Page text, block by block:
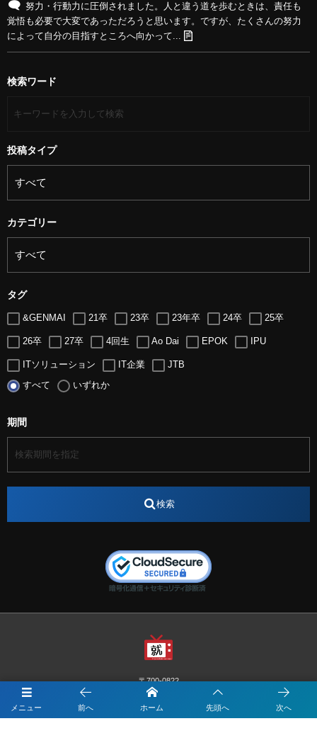
メニュー 前へ ホーム 先頭へ 次へ
努力・行動力に圧倒されました。人と違う道を歩むときは、責任も
覚悟も必要で大変であっただろうと思います。ですが、たくさんの努力
によって自分の目指すところへ向かって...
検索ワード
投稿タイプ
カテゴリー
タグ
&GENMAI 21卒 23卒 23年卒 24卒 25卒
26卒 27卒 4回生 Ao Dai EPOK IPU
ITソリューション IT企業 JTB
LUGZ ENTERTAINMENT
アート アイスダンス選手 アステラス製薬
アナウンサー
エスタカヤ電子工業
オンライン カイタック
キーエンス流性弱説経営 キーエンス解剖
セレクトショップ
ナカシマプロペラ ナカシマプロペラ株式会社
ノートルダム清心
すべて いずれか
期間
検索
〒700-0822
岡山市北区表町1-10-34山陽ビル2階
Y&I Communication.LABO